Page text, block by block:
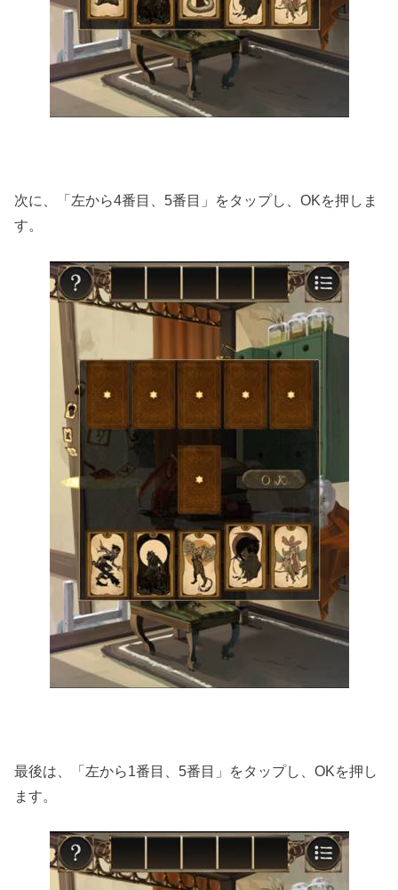
次に、「左から4番目、5番目」をタップし、OKを押しま
す。
最後は、「左から1番目、5番目」をタップし、OKを押し
ます。